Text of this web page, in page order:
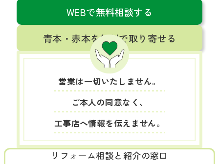
営業は一切いたしません。
ご本人の同意なく、
工事店へ情報を伝えません。
WEBで無料相談する
青本・赤本を無料で取り寄せる
リフォーム相談と紹介の窓口